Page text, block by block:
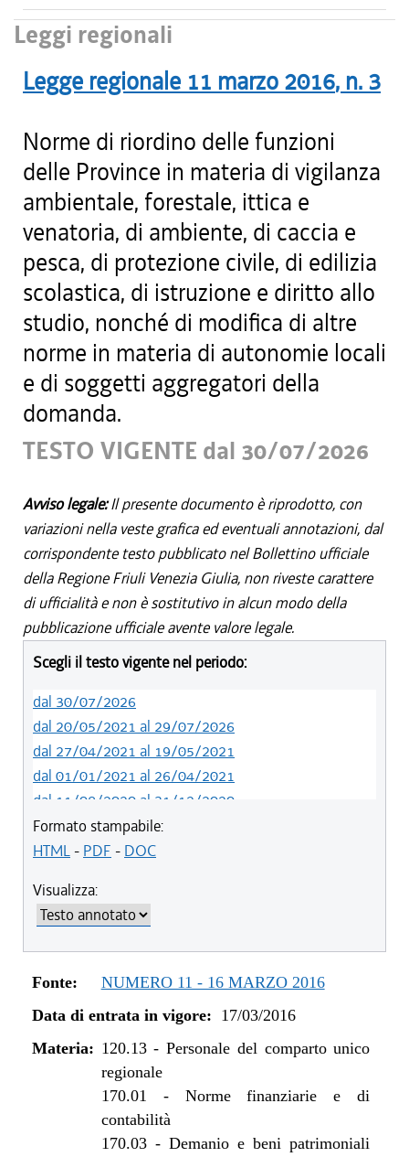
Leggi regionali
Legge regionale 11 marzo 2016, n. 3
Norme di riordino delle funzioni
delle Province in materia di vigilanza
ambientale, forestale, ittica e
venatoria, di ambiente, di caccia e
pesca, di protezione civile, di edilizia
scolastica, di istruzione e diritto allo
studio, nonché di modifica di altre
norme in materia di autonomie locali
e di soggetti aggregatori della
domanda.
TESTO VIGENTE dal 30/07/2026
Avviso legale:Il presente documento è riprodotto, con
variazioni nella veste grafica ed eventuali annotazioni, dal
corrispondente testo pubblicato nel Bollettino ufficiale
della Regione Friuli Venezia Giulia, non riveste carattere
di ufficialità e non è sostitutivo in alcun modo della
pubblicazione ufficiale avente valore legale.
Scegli il testo vigente nel periodo:
dal 30/07/2026
dal 20/05/2021 al 29/07/2026
dal 27/04/2021 al 19/05/2021
dal 01/01/2021 al 26/04/2021
dal 11/08/2020 al 31/12/2020
dal 01/07/2020 al 10/08/2020
dal 19/12/2019 al 30/06/2020
dal 05/01/2018 al 31/12/2018
dal 01/01/2018 al 04/01/2018
dal 10/08/2017 al 31/12/2017
dal 30/06/2016 al 09/08/2017
Formato stampabile:
HTML- PDF - DOC
Visualizza:
Fonte:
NUMERO 11 - 16 MARZO 2016
Data di entrata in vigore: 17/03/2016
Materia: 120.13-Personale del comparto unico
regionale
170.01 - Norme finanziarie e di
contabilità
170.03- Demanio e beni patrimoniali